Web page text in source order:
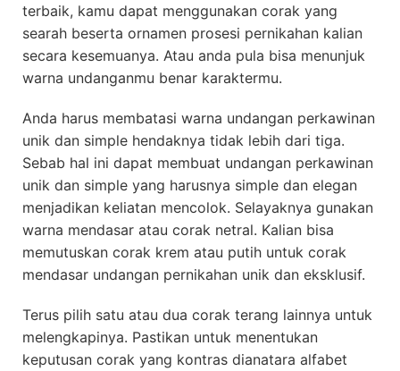
terbaik, kamu dapat menggunakan corak yang
searah beserta ornamen prosesi pernikahan kalian
secara kesemuanya. Atau anda pula bisa menunjuk
warna undanganmu benar karaktermu.
Anda harus membatasi warna undangan perkawinan
unik dan simple hendaknya tidak lebih dari tiga.
Sebab hal ini dapat membuat undangan perkawinan
unik dan simple yang harusnya simple dan elegan
menjadikan keliatan mencolok. Selayaknya gunakan
warna mendasar atau corak netral. Kalian bisa
memutuskan corak krem atau putih untuk corak
mendasar undangan pernikahan unik dan eksklusif.
Terus pilih satu atau dua corak terang lainnya untuk
melengkapinya. Pastikan untuk menentukan
keputusan corak yang kontras dianatara alfabet